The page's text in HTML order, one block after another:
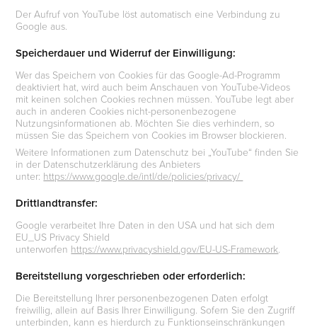
Der Aufruf von YouTube löst automatisch eine Verbindung zu
Google aus.
Speicherdauer und Widerruf der Einwilligung:
Wer das Speichern von Cookies für das Google-Ad-Programm
deaktiviert hat, wird auch beim Anschauen von YouTube-Videos
mit keinen solchen Cookies rechnen müssen. YouTube legt aber
auch in anderen Cookies nicht-personenbezogene
Nutzungsinformationen ab. Möchten Sie dies verhindern, so
müssen Sie das Speichern von Cookies im Browser blockieren.
Weitere Informationen zum Datenschutz bei „YouTube“ finden Sie
in der Datenschutzerklärung des Anbieters
unter: https://www.google.de/intl/de/policies/privacy/
Drittlandtransfer:
Google verarbeitet Ihre Daten in den USA und hat sich dem
EU_US Privacy Shield
unterworfen https://www.privacyshield.gov/EU-US-Framework.
Bereitstellung vorgeschrieben oder erforderlich:
Die Bereitstellung Ihrer personenbezogenen Daten erfolgt
freiwillig, allein auf Basis Ihrer Einwilligung. Sofern Sie den Zugriff
unterbinden, kann es hierdurch zu Funktionseinschränkungen